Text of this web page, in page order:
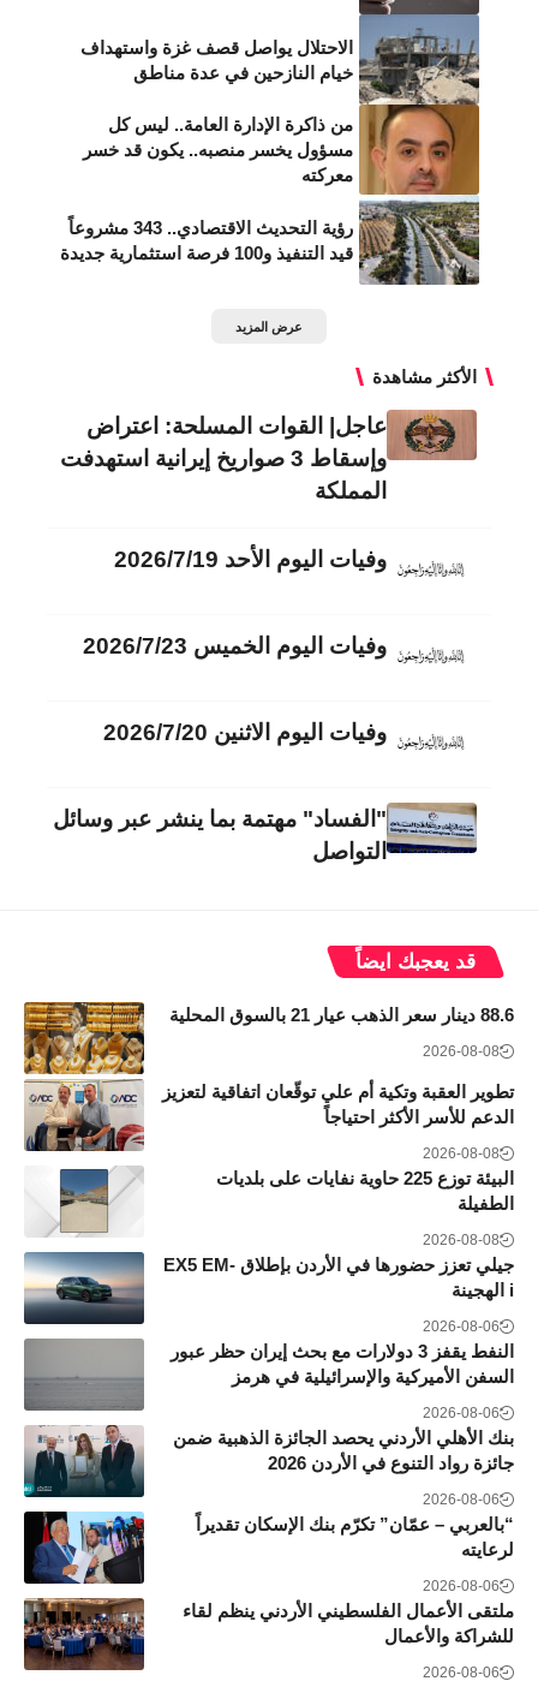
الاحتلال يواصل قصف غزة واستهداف
خيام النازحين في عدة مناطق
من ذاكرة الإدارة العامة.. ليس كل
مسؤول يخسر منصبه.. يكون قد خسر
معركته
رؤية التحديث الاقتصادي.. 343 مشروعاً
قيد التنفيذ و100 فرصة استثمارية جديدة
عرض المزيد
الأكثر مشاهدة
عاجل| القوات المسلحة: اعتراض
وإسقاط 3 صواريخ إيرانية استهدفت
المملكة
وفيات اليوم الأحد 2026/7/19
وفيات اليوم الخميس 2026/7/23
وفيات اليوم الاثنين 2026/7/20
"الفساد" مهتمة بما ينشر عبر وسائل
التواصل
قد يعجبك ايضاً
88.6 دينار سعر الذهب عيار 21 بالسوق المحلية
2026-08-08
تطوير العقبة وتكية أم علي توقّعان اتفاقية لتعزيز
الدعم للأسر الأكثر احتياجاً
2026-08-08
البيئة توزع 225 حاوية نفايات على بلديات
الطفيلة
2026-08-08
جيلي تعزز حضورها في الأردن بإطلاق EX5 EM-
i الهجينة
2026-08-06
النفط يقفز 3 دولارات مع بحث إيران حظر عبور
السفن الأميركية والإسرائيلية في هرمز
2026-08-06
بنك الأهلي الأردني يحصد الجائزة الذهبية ضمن
جائزة رواد التنوع في الأردن 2026
2026-08-06
“بالعربي – عمّان” تكرّم بنك الإسكان تقديراً
لرعايته
2026-08-06
ملتقى الأعمال الفلسطيني الأردني ينظم لقاء
للشراكة والأعمال
2026-08-06